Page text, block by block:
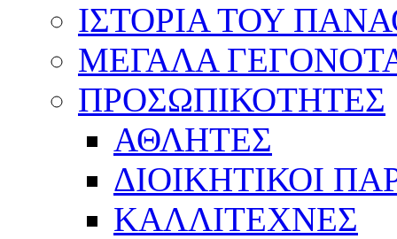
ΙΣΤΟΡΙΑ ΤΟΥ
ΜΕΓΑΛΑ
ΠΡΟΣΩΠΙΚΟΤΗΤΕΣ
ΑΘΛΗΤΕΣ
ΔΙΟΙΚΗΤΙΚΟΙ
ΚΑΛΛΙΤΕΧΝΕΣ